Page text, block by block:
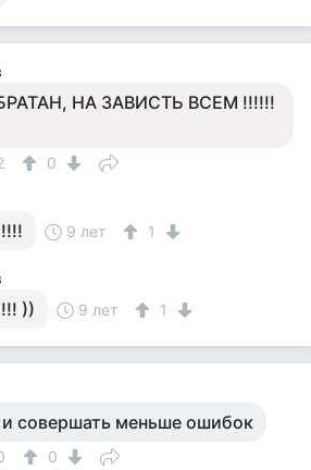
НА ЗАВИСТЬ ВСЕМ !!!!!!
0
9 лет 1
)) 9 лет 1
и совершать меньше ошибок
0